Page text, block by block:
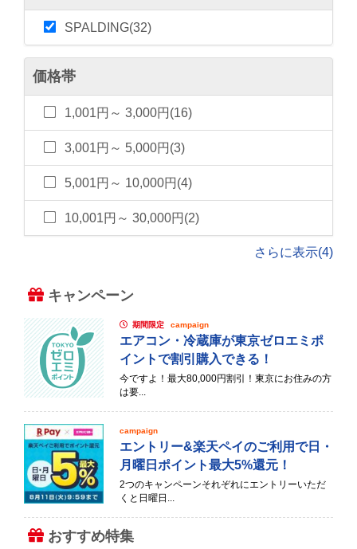
SPALDING(32)
価格帯
1,001円～ 3,000円(16)
3,001円～ 5,000円(3)
5,001円～ 10,000円(4)
10,001円～ 30,000円(2)
さらに表示(4)
キャンペーン
期間限定 campaign
エアコン・冷蔵庫が東京ゼロエミポ
イントで割引購入できる！
今ですよ！最大80,000円割引！東京にお住みの方
は要...
campaign
エントリー&楽天ペイのご利用で日・
月曜日ポイント最大5%還元！
2つのキャンペーンそれぞれにエントリーいただ
くと日曜日...
おすすめ特集